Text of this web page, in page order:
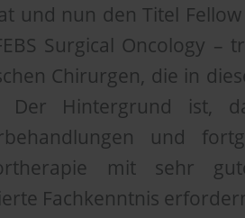
und nun den Titel
Surgical Oncology –
Chirurgen, die in
Der Hintergrund ist,
und
mit sehr
Fachkenntnis